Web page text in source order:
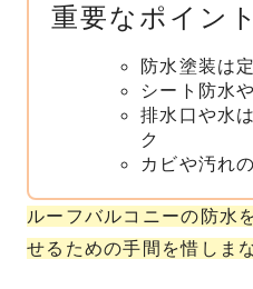
重要なポイント
防水塗装は
シート防水
排水口や水
ク
カビや汚れ
ルーフバルコニーの防水
せるための手間を惜しま